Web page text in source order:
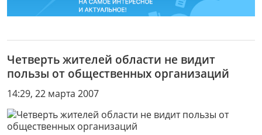
Четверть жителей области не видит
пользы от общественных организаций
14:29, 22 марта 2007